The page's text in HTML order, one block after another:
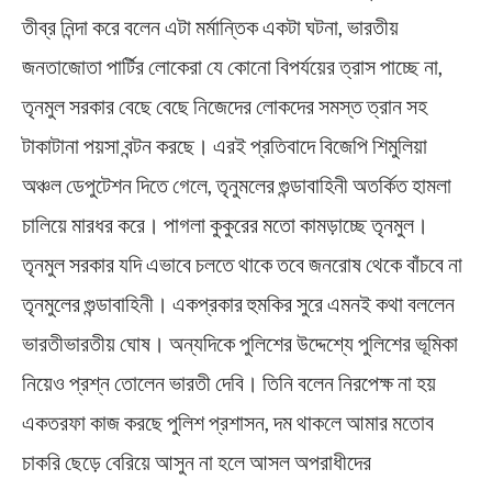
তীব্র নিন্দা করে বলেন এটা মর্মান্তিক একটা ঘটনা, ভারতীয়
জনতাজোতা পার্টির লোকেরা যে কোনো বিপর্যয়ের ত্রাস পাচ্ছে না,
তৃনমুল সরকার বেছে বেছে নিজেদের লোকদের সমস্ত ত্রান সহ
টাকাটানা পয়সা বন্টন করছে। এরই প্রতিবাদে বিজেপি শিমুলিয়া
অঞ্চল ডেপুটেশন দিতে গেলে, তৃনুমলের গুন্ডাবাহিনী অতর্কিত হামলা
চালিয়ে মারধর করে। পাগলা কুকুরের মতো কামড়াচ্ছে তৃনমুল।
তৃনমুল সরকার যদি এভাবে চলতে থাকে তবে জনরোষ থেকে বাঁচবে না
তৃনমুলের গুন্ডাবাহিনী। একপ্রকার হুমকির সুরে এমনই কথা বললেন
ভারতীভারতীয় ঘোষ। অন্যদিকে পুলিশের উদ্দেশ্যে পুলিশের ভূমিকা
নিয়েও প্রশ্ন তোলেন ভারতী দেবি। তিনি বলেন নিরপেক্ষ না হয়
একতরফা কাজ করছে পুলিশ প্রশাসন, দম থাকলে আমার মতোব
চাকরি ছেড়ে বেরিয়ে আসুন না হলে আসল অপরাধীদের